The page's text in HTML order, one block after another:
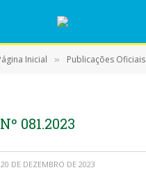
Inicial » Publicações Oficiais
081.2023
20 DE DEZEMBRO DE 2023